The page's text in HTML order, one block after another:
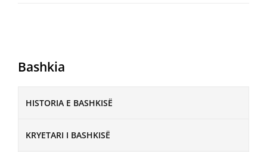
Bashkia
HISTORIA E BASHKISË
KRYETARI I BASHKISË